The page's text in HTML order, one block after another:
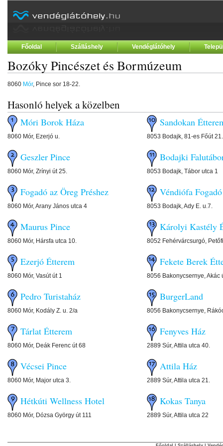
Főoldal Szálláshely Vendéglátóhely
Bozóky Pincészet és Bormúzeum
8060 Mór, Pince sor 18-22.
Hasonló helyek a közelben
Móri Borok Háza
8060 Mór, Ezerjó u.
Geszler Pince
8060 Mór, Zrínyi út 25.
Fogadó az Öreg Préshez
8060 Mór, Arany János utca 4
Maurus Pince
8060 Mór, Hársfa utca 10.
Ezerjó Étterem
8060 Mór, Vasút út 1
Pedro Turistaház
8060 Mór, Kodály Z. u. 2/a
Tárlat Étterem
8060 Mór, Deák Ferenc út 68
Vécsei Pince
8060 Mór, Major utca 3.
Hétkúti Wellness Hotel
8060 Mór, Dózsa György út 111
Sandokan
8053 Bodajk, 81-es Főút
Bodajki
8053 Bodajk, Tábor utca 1
Véndiófa Fogadó
8053 Bodajk, Ady E. u.7.
Károlyi Kastély
8052 Fehérvárcsurgó,
Fekete Berek
8056 Bakonycsernye, Akác
BurgerLand
8056 Bakonycsernye,
Fenyves Ház
2889 Súr, Attila utca 40.
Attila Ház
2889 Súr, Attila utca 21.
Kokas Tanya
2889 Súr, Attila utca 22